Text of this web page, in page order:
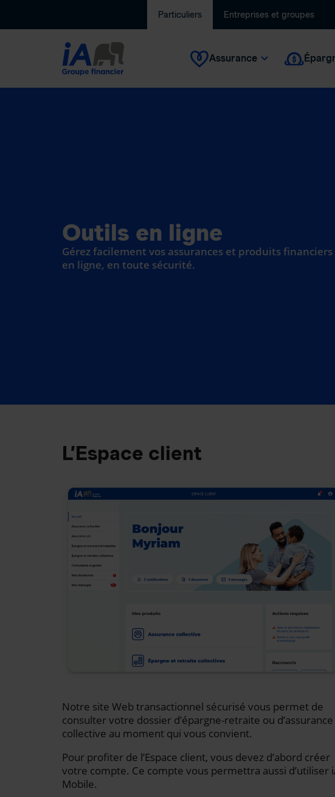
Particuliers Entreprises et groupes
Assurance
Outils en ligne
Gérez facilement vos assurances et produits financiers
en ligne, en toute sécurité.
L’Espace client
Notre site Web transactionnel sécurisé vous permet de
consulter votre dossier d’épargne-retraite ou d’assurance
collective au moment qui vous convient.
Pour profiter de l’Espace client, vous devez d’abord créer
votre compte. Ce compte vous permettra aussi d’utiliser
Mobile.